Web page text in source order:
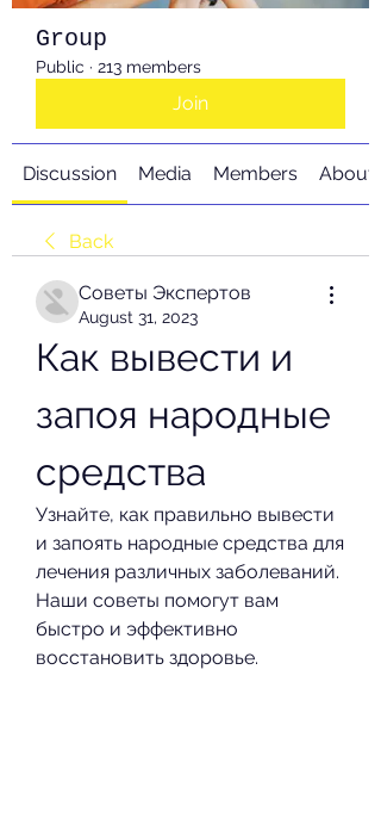
Group
Public · 213 members
Join
Discussion Media Members About
Back
Советы Экспертов
August 31, 2023
Как вывести и
запоя народные
средства
Узнайте, как правильно вывести
и запоять народные средства для
лечения различных заболеваний.
Наши советы помогут вам
быстро и эффективно
восстановить здоровье.